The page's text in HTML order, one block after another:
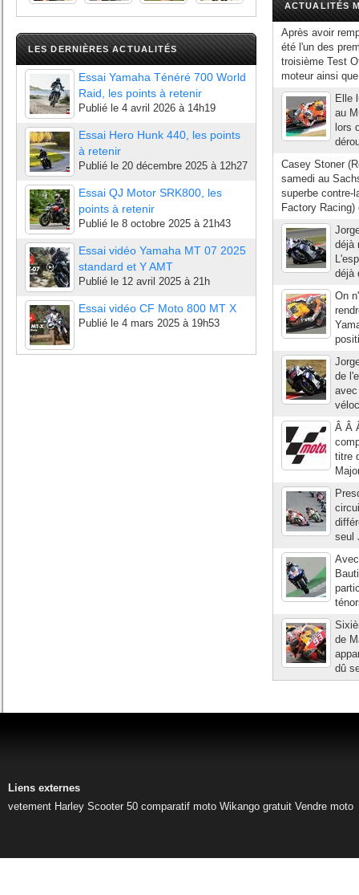
LES DERNIÈRES ACTUALITÉS
Essai Yamaha Ténéré 700 World
Raid, les points à retenir
Publié le 4 avril 2026 à 14h19
Essai Hero Hunk 440, les points
à retenir
Publié le 20 décembre 2025 à 12h27
Essai QJ Motor SRK800, les
points à retenir
Publié le 8 octobre 2025 à 21h43
Essai vidéo Yamaha MT 07 2025
standard et Y AMT
Publié le 12 avril 2025 à 21h
Essai vidéo CF Moto 800 MT X
Publié le 4 mars 2025 à 19h53
ACTUALITÉS
Après avoir
été l'un des
troisième Test
moteur ainsi
Elle
au
lors
Casey Stoner
samedi au
superbe contre-
Factory
déjà
déjà
On
de
Â Â
titre
seul
de
dû
Liens externes
vetement Harley Scooter 50 comparatif moto Wikango gratuit Vendre moto